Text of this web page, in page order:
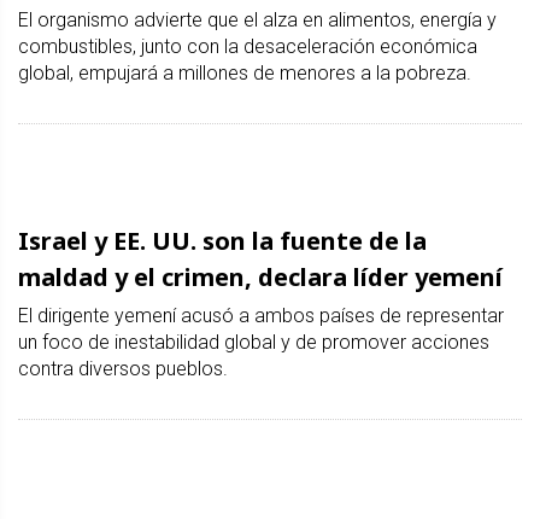
El organismo advierte que el alza en alimentos, energía y
combustibles, junto con la desaceleración económica
global, empujará a millones de menores a la pobreza.
Israel y EE. UU. son la fuente de la
maldad y el crimen, declara líder yemení
El dirigente yemení acusó a ambos países de representar
un foco de inestabilidad global y de promover acciones
contra diversos pueblos.